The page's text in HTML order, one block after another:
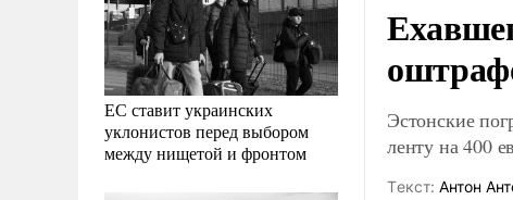
ЕС ставит украинских
уклонистов перед выбором
между нищетой и фронтом
Эстонские
ленту на 400
Tекст: Антон